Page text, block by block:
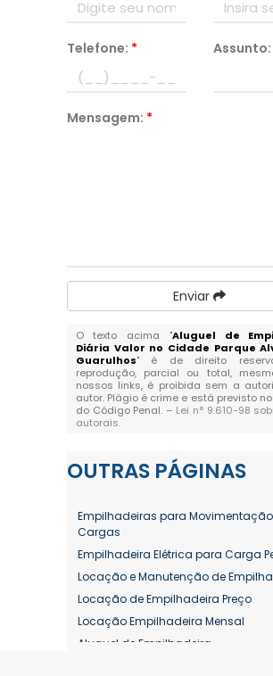
Telefone: * Assunto:
Mensagem: *
Enviar
O texto acima "Aluguel de
Diária Valor no Cidade Parque
Guarulhos" é de direito
reprodução, parcial ou total,
nossos links, é proibida sem a
autor. Plágio é crime e está previsto
do Código Penal. – Lei n° 9.610-98
autorais.
OUTRAS PÁGINAS
Empilhadeiras para
Cargas
Empilhadeira Elétrica para Carga
Locação e Manutenção de
Locação de Empilhadeira Preço
Locação Empilhadeira Mensal
Aluguel de Empilhadeira